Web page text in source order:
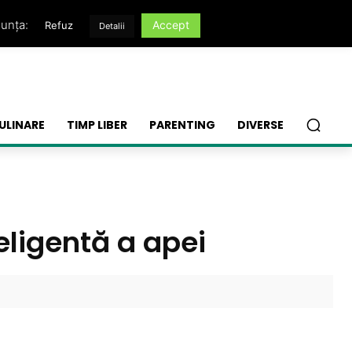
TIMP LIBER PARENTING DIVERSE
a apei
Refuz Detalii Accept